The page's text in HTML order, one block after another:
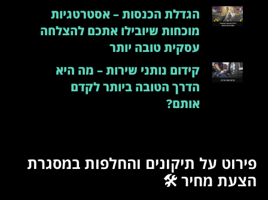
הגדלת הכנסות – אסטרטגיות
מוכחות שיובילו אתכם להצלחה
עסקית טובה יותר
קידום נותני שירות – מה היא
הדרך הטובה ביותר לקדם
אותם?
פירוט על תיקונים והחלפות במסגרת
הצעת מחיר 🛠️